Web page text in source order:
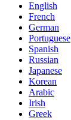
English
French
German
Portuguese
Spanish
Russian
Japanese
Korean
Arabic
Irish
Greek